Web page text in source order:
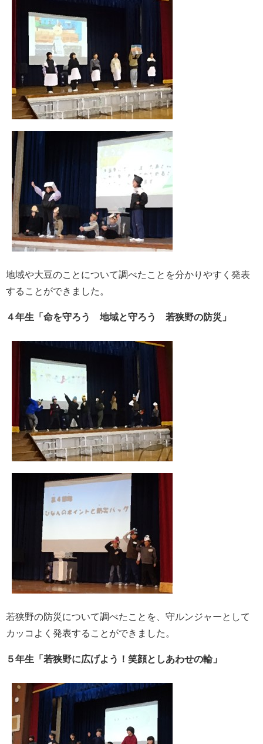
地域や大豆のことについて調べたことを分かりやすく発表
することができました。
４年生「命を守ろう 地域と守ろう 若狭野の防災」
若狭野の防災について調べたことを、守ルンジャーとして
カッコよく発表することができました。
５年生「若狭野に広げよう！笑顔としあわせの輪」